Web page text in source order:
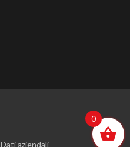
Dati aziendali
0